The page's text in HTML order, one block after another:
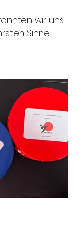
wir uns
Sinne